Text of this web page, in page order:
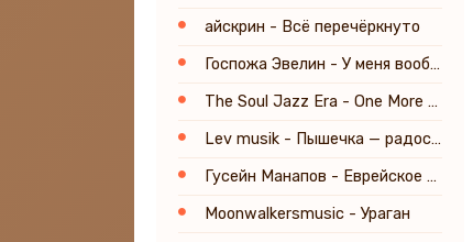
айскрин - Всё перечёркнуто
Госпожа Эвелин - У меня вообще всё отлично
The Soul Jazz Era - One More Bell
Lev musik - Пышечка — радость души
Гусейн Манапов - Еврейское танго
Moonwalkersmusic - Ураган